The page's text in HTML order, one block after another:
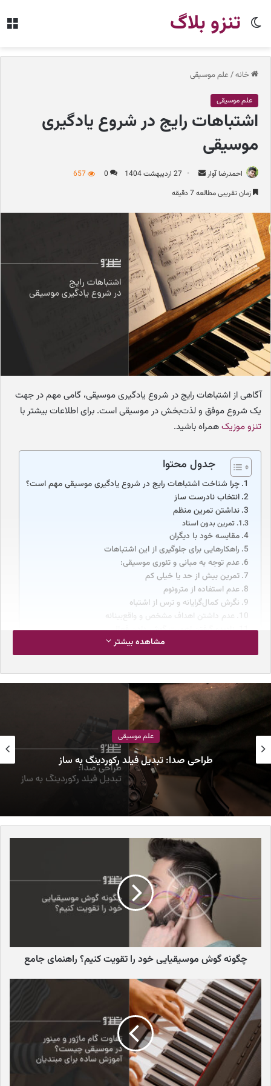
تنزو بلاگ
تغییر
خانه/ علم موسیقی
علم موسیقی
اشتباهات رایج در شروع یادگیری
موسیقی
احمدرضا آوار
ا
ل
ب
ه
ا
ی
م
ی
ل
27 اردیبهشت 1404 0
657
زمان تقریبی مطالعه 7 دقیقه
آگاهی از اشتباهات رایج در شروع یادگیری موسیقی، گامی مهم در جهت
یک شروع موفق و لذت‌بخش در موسیقی است. برای اطلاعات بیشتر با
تنزو موزیکهمراه باشید.
جدول محتوا
چرا شناخت اشتباهات رایج در شروع یادگیری موسیقی مهم است؟
انتخاب نادرست ساز
نداشتن تمرین منظم
تمرین بدون استاد
مقایسه خود با دیگران
راهکارهایی برای جلوگیری از این اشتباهات
عدم توجه به مبانی و تئوری موسیقی:
تمرین بیش از حد یا خیلی کم
عدم استفاده از مترونوم
نگرش کمال‌گرایانه و ترس از اشتباه
عدم داشتن اهداف مشخص و واقع‌بینانه
نادیده گرفتن اهمیت گوش دادن فعال
عدم تعامل با جامعه موسیقی
بی‌توجهی به سلامت جسمانی
چرا شناخت اشتباهات رایج در شروع
یادگیری موسیقی مهم است؟
یادگیری موسیقی، سفری شگفت‌انگیز و پر از لذت است که می‌تواند
دریچه‌ای نو به سوی احساسات و خلاقیت‌های درونی بگشاید. با این حال،
در ابتدای این مسیر، بسیاری از هنرجویان ناخواسته مرتکب اشتباهات
رایج در شروع یادگیری موسیقی می‌شوند که می‌تواند انگیزه و پیشرفت
آن‌ها را تحت تاثیر قرار دهد. آگاهی از این اشتباهات رایج در شروع
یادگیری موسیقی نه تنها به هنرجویان کمک می‌کند تا از آن‌ها اجتناب
موسیقی بپردازند و از این تجربه لذت بیشتری ببرند. شناخت اشتباهات
رایج در شروع یادگیری موسیقی اولین قدم برای داشتن یک شروع موفق
و پایدار در دنیای موسیقی است.
انتخاب نادرست ساز
یکی از مهم‌ترین اشتباهات رایج در شروع یادگیری موسیقی، انتخاب
سازی است که با علاقه، استعداد و شرایط هنرجو همخوانی ندارد. ممکن
به سمت سازی سوق دهد که در بلندمدت از آن لذت نبرده و در نتیجه
دلسرد شود. برای جلوگیری از این اشتباه، لازم است قبل از هر اقدامی، به
خوبی در مورد انواع سازها تحقیق کنید، صدای آن‌ها را بشنوید و با
مشورت گرفتن از افراد متخصص و اساتید موسیقی، سازی را انتخاب کنید
که واقعاً به آن علاقه دارید و با ویژگی‌های فردی شما سازگار است.
مشاهده بیشتر
علم موسیقی
طراحی صدا: تبدیل فیلد رکوردینگ به ساز
چگونه گوش موسیقیایی خود را تقویت کنیم؟ راهنمای جامع